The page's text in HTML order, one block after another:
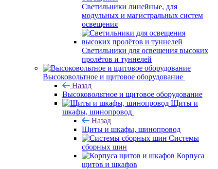
Светильники линейные, для
модульных и магистральных систем
освещения
Светильники для освещения высоких
пролётов и туннелей
Высоковольтное и щитовое оборудование
Назад
Высоковольтное и щитовое оборудование
Щиты и
шкафы, шинопровод
Назад
Щиты и шкафы, шинопровод
Системы
сборных шин
Корпуса
щитов и шкафов